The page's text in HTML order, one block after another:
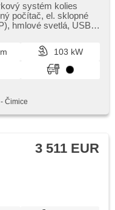
systém kolies
počítač, el. sklopné
hmlové svetlá, USB,
103 kW
Čimice
3 511 EUR